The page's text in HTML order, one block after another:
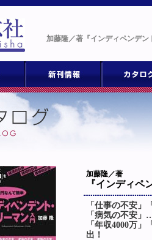
加藤隆／著『インディペンデ
加藤隆／著
『インディペ
「仕事の不安」
「病気の不安
「年収4000万
出！